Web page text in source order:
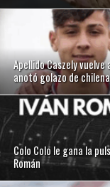
Apellido Caszely
anotó golazo de
Colo Colo le gana la
Román